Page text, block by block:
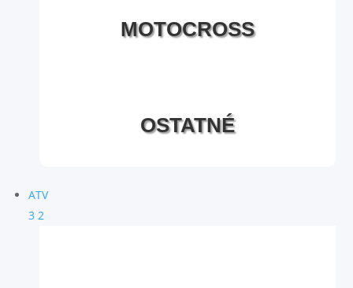
MOTOCROSS
OSTATNÉ
ATV
3 2